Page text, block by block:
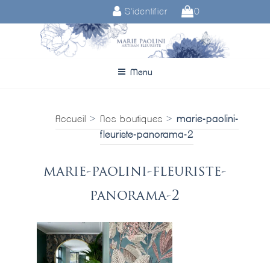
S'identifier 0
Menu
Accueil > Nos boutiques > marie-paolini-
fleuriste-panorama-2
marie-paolini-fleuriste-
panorama-2